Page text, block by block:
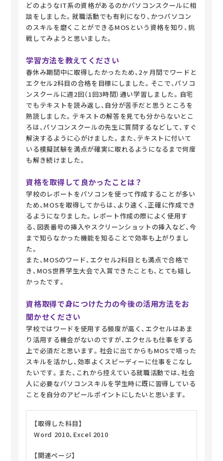
どのようなIT系の資格があるのかパソコンスクールに相
談をしました。就職活動でも有利になり、かつパソコン
のスキルを磨くことができるMOSという資格を知り、挑
戦してみようと思いました。
学習方法を教えてください
春休み期間中に取得したかったため、2ヶ月間でワードと
エクセル2科目の合格を目標にしました。そこで、パソコ
ンスクールに週2回（1回3時間）通い学習しました。自宅
でもテキストを読み返し、自分が苦手だと思うところを
熟読しました。テキストの解答を見ても分からないとこ
ろは、パソコンスクールの先生に質問するなどして、すぐ
解決するように心がけました。また、テキストに付いて
いる模擬試験を満点が確実に取れるようになるまで何度
も解き続けました。
資格を取得して良かったことは？
学校のレポートをパソコンを使って作成することが多い
ため、MOSを取得してからは、より速く、正確に作成でき
るようになりました。レポート作成の際によく使用す
る、図表番号の挿入やスクリーンショットの挿入など、今
まで知らなかった機能を知ることで効率も上がりまし
た。
また、MOSのワード、エクセル2科目とも満点で合格で
き、MOS世界学生大会で入賞できたことも、とても嬉し
かったです。
資格取得で身につけた力の今後の活用方法をお
聞かせください
学校ではワードを使用する頻度が高く、エクセルはあま
り活用する機会がないのですが、エクセルも仕事をする
上で必須だと思います。社会に出てからもMOSで培った
スキルを活かし、効率よくスピーディーに仕事をこなし
たいです。また、これから控えている就職活動では、社会
人に必要なパソコンスキルを学生時に既に習得している
ことを自分のアピールポイントにしたいと思います。
【取得した科目】
Word 2010、Excel 2010
【関連ページ】